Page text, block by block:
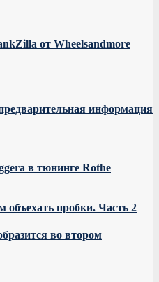
от Wheelsandmore
информация
в тюнинге Rothe
пробки. Часть 2
во втором